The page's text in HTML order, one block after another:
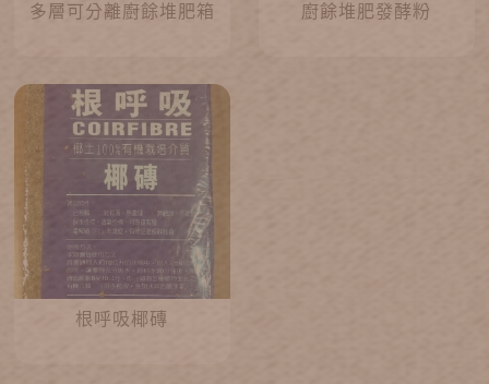
多層可分離廚餘堆肥箱 廚餘堆肥發酵粉
根呼吸椰磚